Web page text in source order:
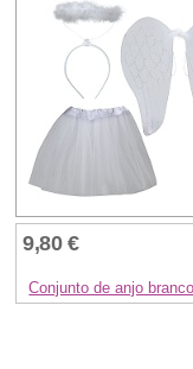
9,80 €
Conjunto de anjo